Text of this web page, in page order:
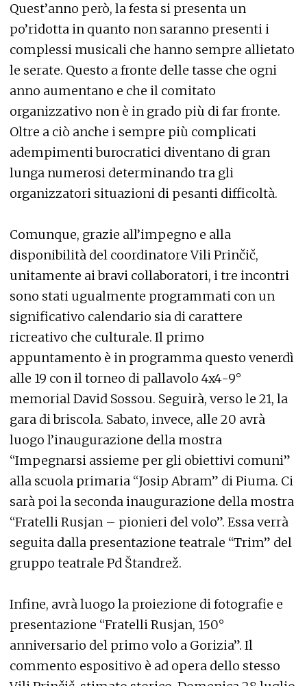
Quest’anno però, la festa si presenta un
po’ridotta in quanto non saranno presenti i
complessi musicali che hanno sempre allietato
le serate. Questo a fronte delle tasse che ogni
anno aumentano e che il comitato
organizzativo non è in grado più di far fronte.
Oltre a ciò anche i sempre più complicati
adempimenti burocratici diventano di gran
lunga numerosi determinando tra gli
organizzatori situazioni di pesanti difficoltà.
Comunque, grazie all’impegno e alla
disponibilità del coordinatore Vili Prinčič,
unitamente ai bravi collaboratori, i tre incontri
sono stati ugualmente programmati con un
significativo calendario sia di carattere
ricreativo che culturale. Il primo
appuntamento è in programma questo venerdì
alle 19 con il torneo di pallavolo 4x4-9°
memorial David Sossou. Seguirà, verso le 21, la
gara di briscola. Sabato, invece, alle 20 avrà
luogo l’inaugurazione della mostra
“Impegnarsi assieme per gli obiettivi comuni”
alla scuola primaria “Josip Abram” di Piuma. Ci
sarà poi la seconda inaugurazione della mostra
“Fratelli Rusjan – pionieri del volo”. Essa verrà
seguita dalla presentazione teatrale “Trim” del
gruppo teatrale Pd Štandrež.
Infine, avrà luogo la proiezione di fotografie e
presentazione “Fratelli Rusjan, 150°
anniversario del primo volo a Gorizia”. Il
commento espositivo è ad opera dello stesso